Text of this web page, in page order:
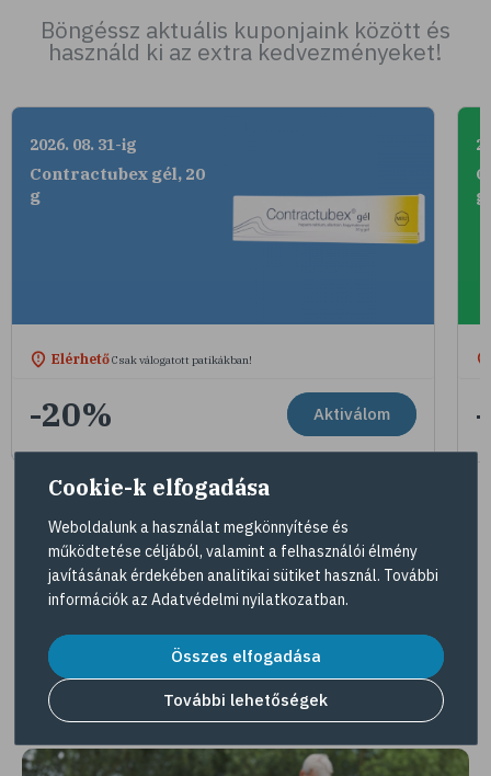
Böngéssz aktuális kuponjaink között és
használd ki az extra kedvezményeket!
2026. 08. 31-ig
Contractubex gél, 20
g
ElérhetőCsak válogatott patikákban!
-20% Aktiválom
Tovább az összes kuponra
Gyöngy Patika Magazin
Érdekességek, interjúk, egészséges élet
Cookie-k elfogadása
Weboldalunk a használat megkönnyítése és
működtetése céljából, valamint a felhasználói élmény
javításának érdekében analitikai sütiket használ. További
információk az Adatvédelmi nyilatkozatban.
Összes elfogadása
További lehetőségek